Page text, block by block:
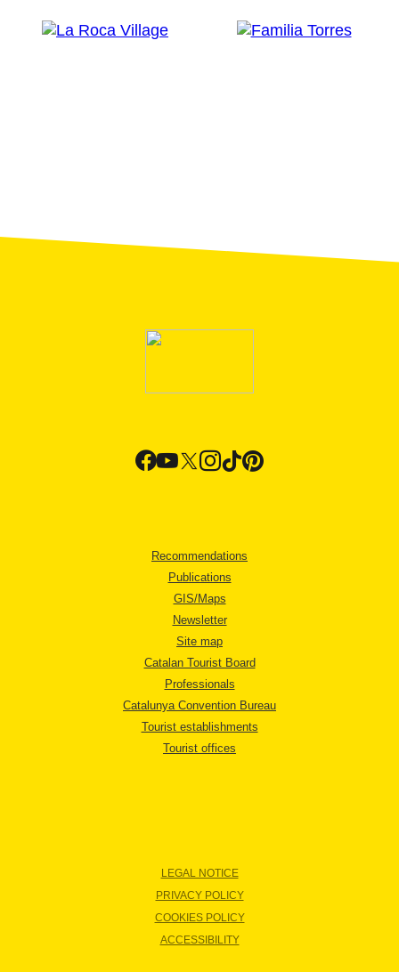
Recommendations
Publications
GIS/Maps
Newsletter
Site map
Catalan Tourist Board
Professionals
Catalunya Convention Bureau
Tourist establishments
Tourist offices
LEGAL NOTICE
PRIVACY POLICY
COOKIES POLICY
ACCESSIBILITY